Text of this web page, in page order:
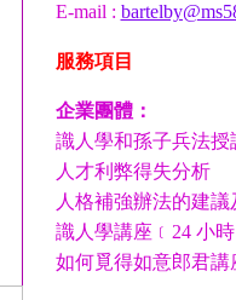
E-mail :
服務項目
企業團體：
識人學和孫子兵法授
人才利弊得失分析
人格補強辦法的建
識人學講座﹝24 小時
如何覓得如意郎君講